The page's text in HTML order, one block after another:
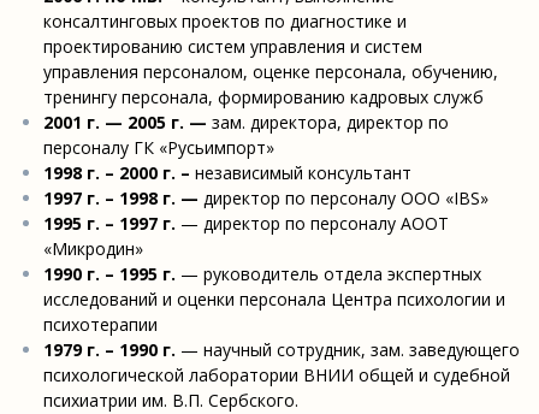
консалтинговых проектов по диагностике и
проектированию систем управления и систем
управления персоналом, оценке персонала, обучению,
тренингу персонала, формированию кадровых служб
2001 г. — 2005 г. — зам. директора, директор по
персоналу ГК «Русьимпорт»
1998 г. – 2000 г. – независимый консультант
1997 г. – 1998 г. — директор по персоналу ООО «IBS»
1995 г. – 1997 г. — директор по персоналу АООТ
«Микродин»
1990 г. – 1995 г. — руководитель отдела экспертных
исследований и оценки персонала Центра психологии и
психотерапии
1979 г. – 1990 г. — научный сотрудник, зам. заведующего
психологической лаборатории ВНИИ общей и судебной
психиатрии им. В.П. Сербского.